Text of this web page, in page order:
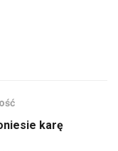
karę